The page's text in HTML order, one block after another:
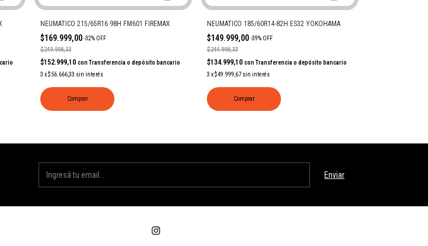
NEUMATICO 215/65R16 98H FM601 FIREMAX
$169.999,00 -32% OFF
$249.998,33
$152.999,10 con Transferencia o depósito bancario
3 x$56.666,33 sin interés
Comprar
NEUMATICO 185/60R14-82H ES32 YOKOHAMA
$149.999,00 -39% OFF
$244.998,33
$134.999,10 con Transferencia o depósito bancario
3 x$49.999,67 sin interés
Comprar